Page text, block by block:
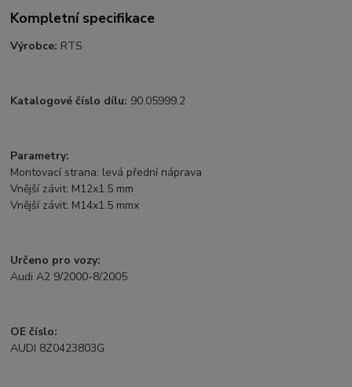
Kompletní specifikace
Výrobce: RTS
Katalogové číslo dílu: 90.05999.2
Parametry:
Montovací strana: levá přední náprava
Vnější závit: M12x1.5 mm
Vnější závit: M14x1.5 mmx
Určeno pro vozy:
Audi A2 9/2000-8/2005
OE číslo:
AUDI 8Z0423803G